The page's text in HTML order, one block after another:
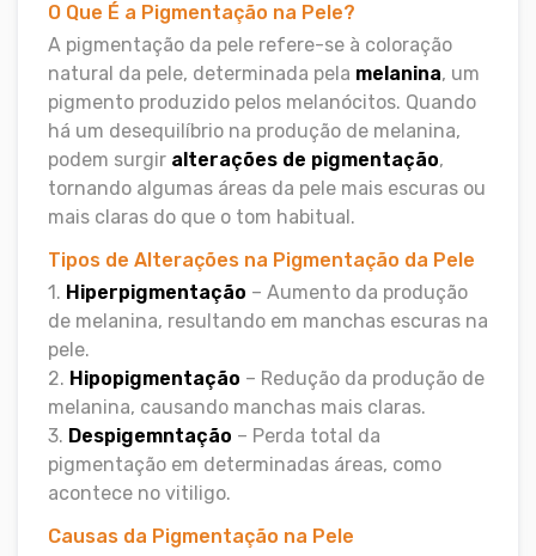
O Que É a Pigmentação na Pele?
A pigmentação da pele refere-se à coloração
natural da pele, determinada pela melanina, um
pigmento produzido pelos melanócitos. Quando
há um desequilíbrio na produção de melanina,
podem surgir alterações de pigmentação,
tornando algumas áreas da pele mais escuras ou
mais claras do que o tom habitual.
Tipos de Alterações na Pigmentação da Pele
1. Hiperpigmentação – Aumento da produção
de melanina, resultando em manchas escuras na
pele.
2. Hipopigmentação – Redução da produção de
melanina, causando manchas mais claras.
3. Despigemntação – Perda total da
pigmentação em determinadas áreas, como
acontece no vitiligo.
Causas da Pigmentação na Pele